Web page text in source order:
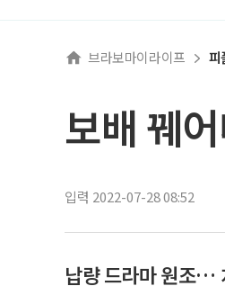
브라보마이라이프 피
보배 꿰
입력 2022-07-28 08:52
납량 드라마 원조…